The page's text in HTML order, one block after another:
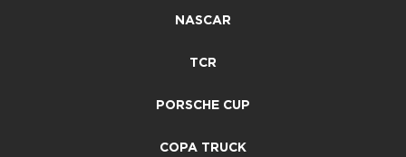
NASCAR
TCR
PORSCHE CUP
COPA TRUCK